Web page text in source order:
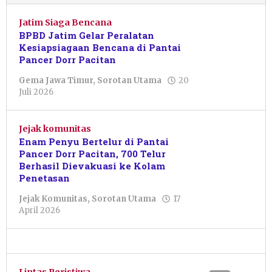
Jatim Siaga Bencana
BPBD Jatim Gelar Peralatan
Kesiapsiagaan Bencana di Pantai
Pancer Dorr Pacitan
Gema Jawa Timur, Sorotan Utama
20
Juli 2026
Primanto
Jejak komunitas
Enam Penyu Bertelur di Pantai
Pancer Dorr Pacitan, 700 Telur
Berhasil Dievakuasi ke Kolam
Penetasan
Jejak Komunitas, Sorotan Utama
17
April 2026
Tondo